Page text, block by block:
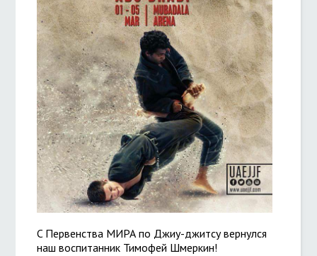
C Первенства МИРА по Джиу-джитсу вернулся
наш воспитанник Тимофей Шмеркин!